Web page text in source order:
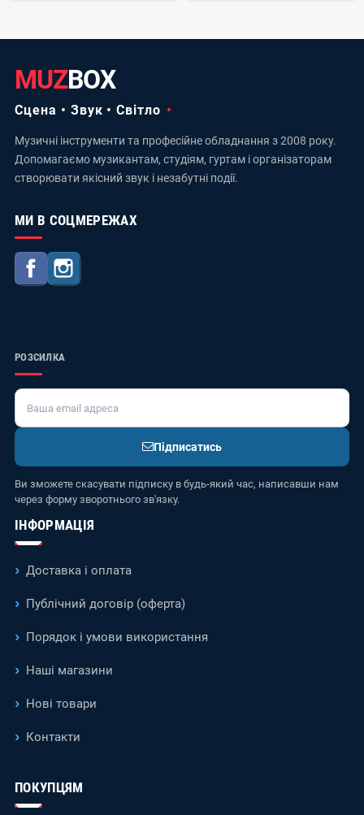
MUZBOX
Сцена • Звук • Світло
Музичні інструменти та професійне обладнання з 2008 року.
Допомагаємо музикантам, студіям, гуртам і організаторам
створювати якісний звук і незабутні події.
МИ В СОЦМЕРЕЖАХ
Facebook
РОЗСИЛКА
Підписатись
Ви зможете скасувати підписку в будь-який час, написавши нам
через форму зворотнього зв'язку.
ІНФОРМАЦІЯ
Доставка і оплата
Публічний договір (оферта)
Порядок і умови використання
Наші магазини
Нові товари
Контакти
ПОКУПЦЯМ